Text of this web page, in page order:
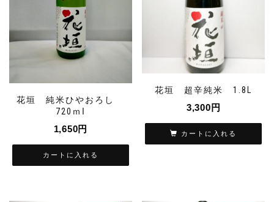
花垣 純米ひやおろし
720ｍⅼ
1,650円
カートに入れる
花垣 超辛純米 1.8L
3,300 円
カートに入れる